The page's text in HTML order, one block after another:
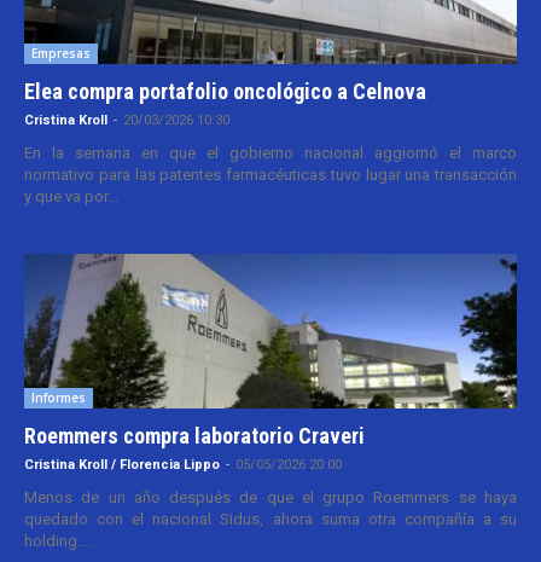
Empresas
Elea compra portafolio oncológico a Celnova
Cristina Kroll - 20/03/2026 10:30
En la semana en que el gobierno nacional aggiornó el marco
normativo para las patentes farmacéuticas tuvo lugar una transacción
y que va por...
Informes
Roemmers compra laboratorio Craveri
Cristina Kroll / Florencia Lippo - 05/05/2026 20:00
Menos de un año después de que el grupo Roemmers se haya
quedado con el nacional Sidus, ahora suma otra compañía a su
holding....